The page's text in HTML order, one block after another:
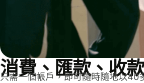
消費、匯款、收
只需一個帳戶，即可隨時隨地以40